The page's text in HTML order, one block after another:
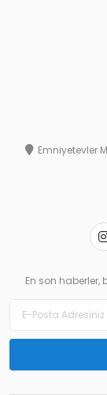
Emniyetevler
En son